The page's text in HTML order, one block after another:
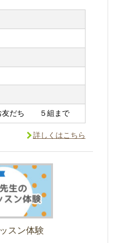
友だち ５組まで
詳しくはこちら
スン体験